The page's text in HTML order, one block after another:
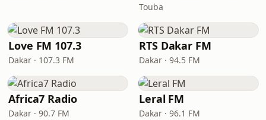
Touba
Love FM 107.3
Dakar · 107.3 FM
RTS Dakar FM
Dakar · 94.5 FM
Africa7 Radio
Dakar · 90.7 FM
Leral FM
Dakar · 96.1 FM